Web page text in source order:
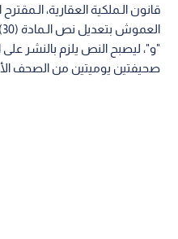
قانون الـملكية العقارية،
"و"، ليصبح النص يلزم بالنشر على
صحيفتين يوميتين من الصحف